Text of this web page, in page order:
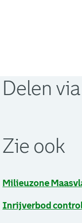
Delen via
Zie ook
Milieuzone
Inrijverbod